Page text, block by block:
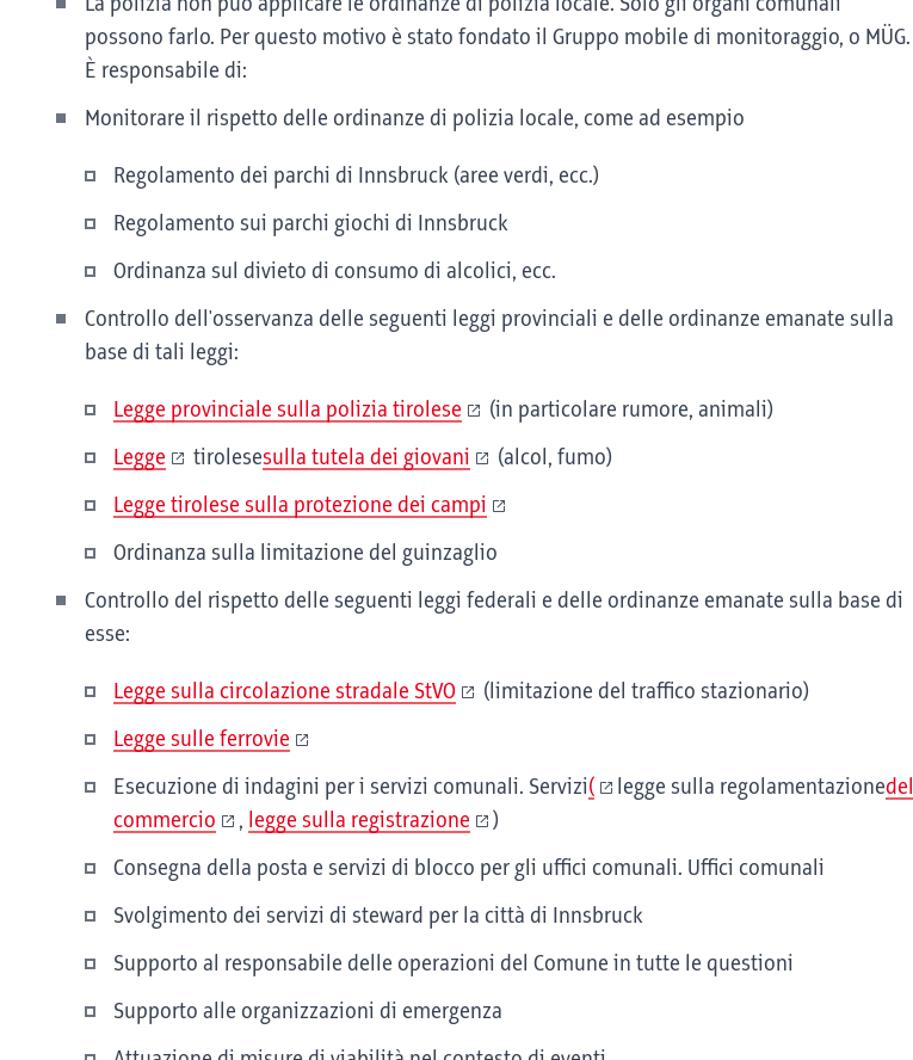
La polizia non può applicare le ordinanze di polizia locale. Solo gli organi comunali
possono farlo. Per questo motivo è stato fondato il Gruppo mobile di monitoraggio, o MÜG.
È responsabile di:
Monitorare il rispetto delle ordinanze di polizia locale, come ad esempio
Regolamento dei parchi di Innsbruck (aree verdi, ecc.)
Regolamento sui parchi giochi di Innsbruck
Ordinanza sul divieto di consumo di alcolici, ecc.
Controllo dell'osservanza delle seguenti leggi provinciali e delle ordinanze emanate sulla
base di tali leggi:
Legge provinciale sulla polizia tirolese
(in particolare rumore, animali)
Legge
tirolesesulla tutela dei giovani
(alcol, fumo)
Legge tirolese sulla protezione dei campi
Ordinanza sulla limitazione del guinzaglio
Controllo del rispetto delle seguenti leggi federali e delle ordinanze emanate sulla base di
esse:
Legge sulla circolazione stradale StVO
(limitazione del traffico stazionario)
Legge sulle ferrovie
Esecuzione di indagini per i servizi comunali. Servizi( legge sulla regolamentazionedel
commercio
, legge sulla registrazione
)
Consegna della posta e servizi di blocco per gli uffici comunali. Uffici comunali
Svolgimento dei servizi di steward per la città di Innsbruck
Supporto al responsabile delle operazioni del Comune in tutte le questioni
Supporto alle organizzazioni di emergenza